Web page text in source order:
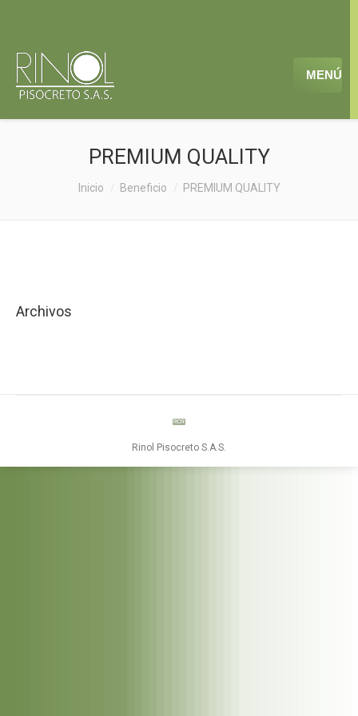
MENÚ
PREMIUM QUALITY
Inicio Beneficio PREMIUM QUALITY
Archivos
Rinol Pisocreto S.A.S.